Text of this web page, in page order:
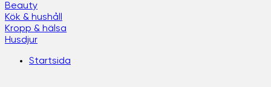
Beauty
Kök & hushåll
Kropp & hälsa
Husdjur
Startsida